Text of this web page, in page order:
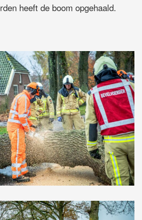
heeft de boom opgehaald.